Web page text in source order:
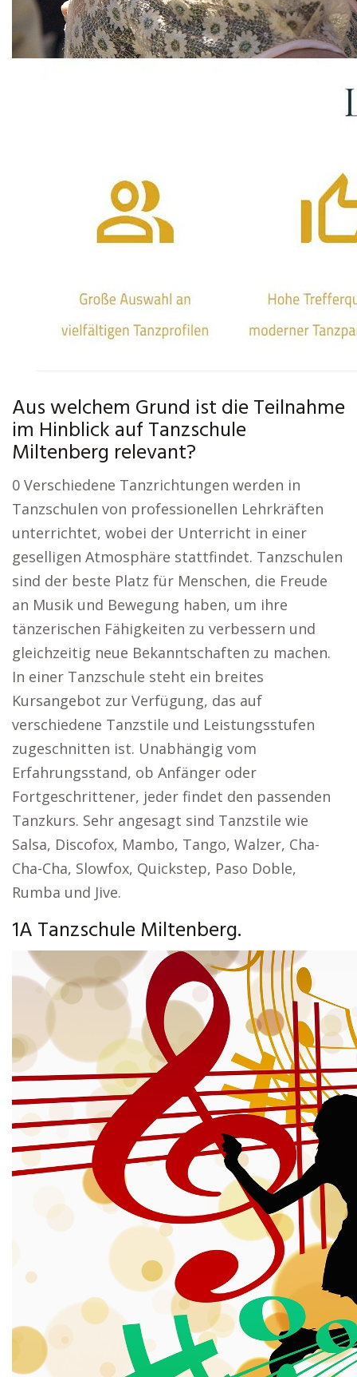
Aus welchem Grund ist die Teilnahme
im Hinblick auf Tanzschule
Miltenberg relevant?
0 Verschiedene Tanzrichtungen werden in
Tanzschulen von professionellen Lehrkräften
unterrichtet, wobei der Unterricht in einer
geselligen Atmosphäre stattfindet. Tanzschulen
sind der beste Platz für Menschen, die Freude
an Musik und Bewegung haben, um ihre
tänzerischen Fähigkeiten zu verbessern und
gleichzeitig neue Bekanntschaften zu machen.
In einer Tanzschule steht ein breites
Kursangebot zur Verfügung, das auf
verschiedene Tanzstile und Leistungsstufen
zugeschnitten ist. Unabhängig vom
Erfahrungsstand, ob Anfänger oder
Fortgeschrittener, jeder findet den passenden
Tanzkurs. Sehr angesagt sind Tanzstile wie
Salsa, Discofox, Mambo, Tango, Walzer, Cha-
Cha-Cha, Slowfox, Quickstep, Paso Doble,
Rumba und Jive.
1A Tanzschule Miltenberg.